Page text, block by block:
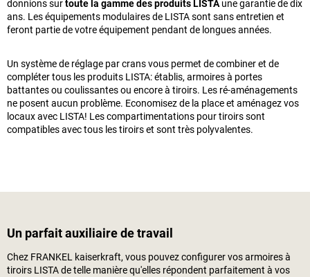
donnions surtoute la gamme des produits LISTAune garantie de dix
ans. Les équipements modulaires de LISTA sont sans entretien et
feront partie de votre équipement pendant de longues années.
Un système de réglage par crans vous permet de combiner et de
compléter tous les produits LISTA: établis, armoires à portes
battantes ou coulissantes ou encore à tiroirs. Les ré-aménagements
ne posent aucun problème. Economisez de la place et aménagez vos
locaux avec LISTA! Les compartimentations pour tiroirs sont
compatibles avec tous les tiroirs et sont très polyvalentes.
Un parfait auxiliaire de travail
Chez FRANKEL kaiserkraft, vous pouvez configurer vos armoires à
tiroirs LISTA de telle manière qu'elles répondent parfaitement à vos